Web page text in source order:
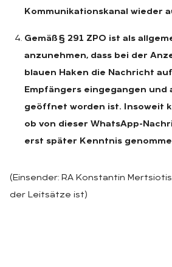
Kommunikationskanal wieder
Gemäß § 291 ZPO ist als
anzunehmen, dass bei der
blauen Haken die Nachricht
Empfängers eingegangen und
geöffnet worden ist. Insoweit
ob von dieser WhatsApp-
erst später Kenntnis
(Einsender: RA Konstantin
der Leitsätze ist)